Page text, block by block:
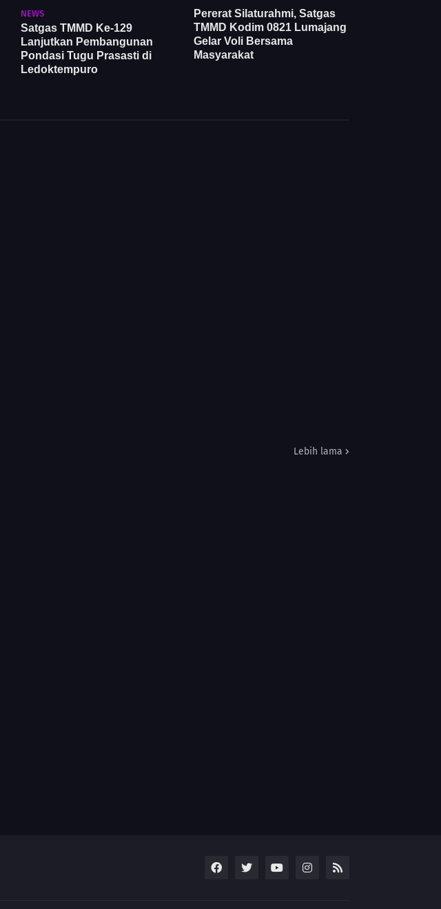
NEWS
Satgas TMMD Ke-129
Lanjutkan Pembangunan
Pondasi Tugu Prasasti di
Ledoktempuro
Pererat Silaturahmi, Satgas
TMMD Kodim 0821 Lumajang
Gelar Voli Bersama
Masyarakat
Lebih lama